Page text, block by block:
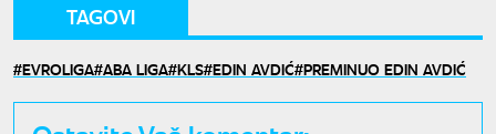
TAGOVI
EVROLIGA ABA LIGA KLS EDIN AVDIĆ PREMINUO EDIN AVDIĆ